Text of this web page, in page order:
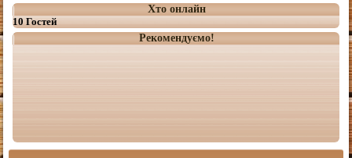
Хто онлайн
10 Гостей
Рекомендуємо!